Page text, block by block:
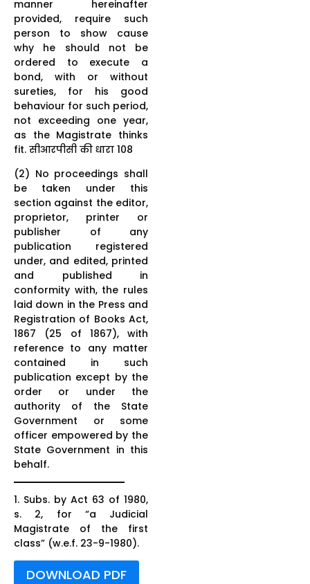
manner hereinafter
provided, require such
person to show cause
why he should not be
ordered to execute a
bond, with or without
sureties, for his good
behaviour for such period,
not exceeding one year,
as the Magistrate thinks
fit. सीआरपीसी की धारा 108
(2) No proceedings shall
be taken under this
section against the editor,
proprietor, printer or
publisher of any
publication registered
under, and edited, printed
and published in
conformity with, the rules
laid down in the Press and
Registration of Books Act,
1867 (25 of 1867), with
reference to any matter
contained in such
publication except by the
order or under the
authority of the State
Government or some
officer empowered by the
State Government in this
behalf.
1. Subs. by Act 63 of 1980,
s. 2, for “a Judicial
Magistrate of the first
class” (w.e.f. 23-9-1980).
DOWNLOAD PDF